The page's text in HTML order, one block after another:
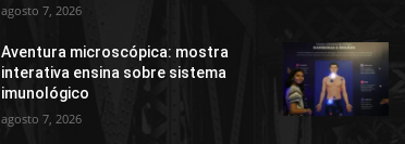
agosto 7, 2026
Aventura microscópica: mostra
interativa ensina sobre sistema
imunológico
agosto 7, 2026